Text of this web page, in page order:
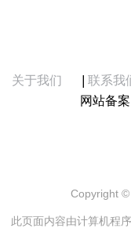
关于我们 联系我
网站备案
Copyright ©
此页面内容由计算机程